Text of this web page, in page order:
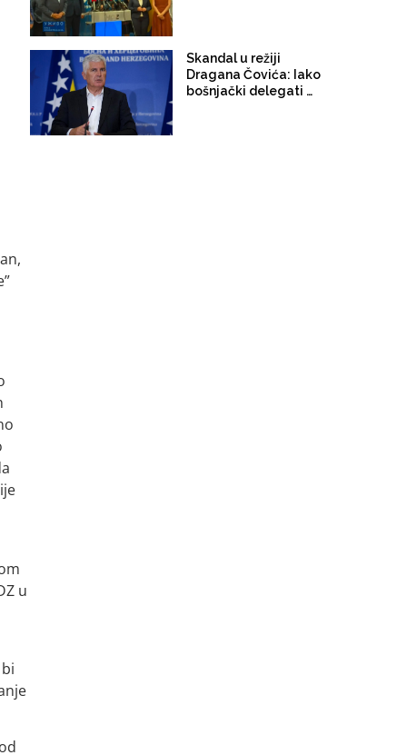
u
Skandal u režiji
Dragana Čovića: Iako
bošnjački delegati nisu